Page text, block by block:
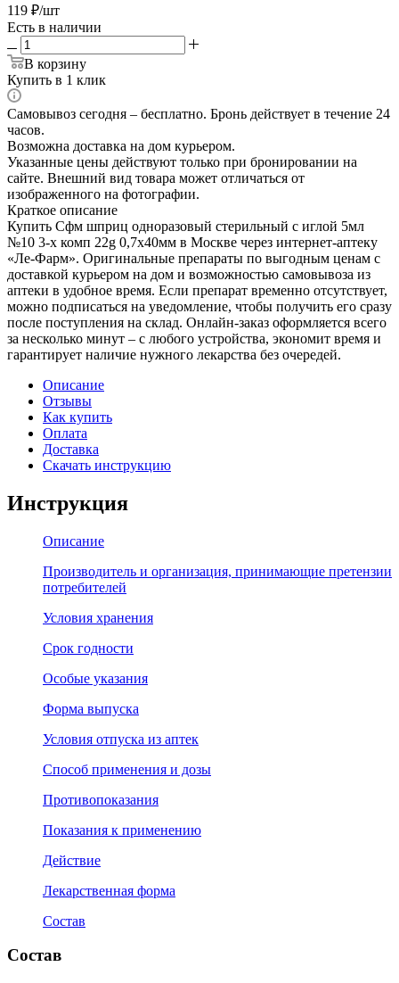
119 ₽/шт
Есть в наличии
В корзину
Купить в 1 клик
Самовывоз сегодня – бесплатно. Бронь действует в течение 24
часов.
Возможна доставка на дом курьером.
Указанные цены действуют только при бронировании на
сайте. Внешний вид товара может отличаться от
изображенного на фотографии.
Краткое описание
Купить Сфм шприц одноразовый стерильный с иглой 5мл
№10 3-х комп 22g 0,7х40мм в Москве через интернет-аптеку
«Ле-Фарм». Оригинальные препараты по выгодным ценам с
доставкой курьером на дом и возможностью самовывоза из
аптеки в удобное время. Если препарат временно отсутствует,
можно подписаться на уведомление, чтобы получить его сразу
после поступления на склад. Онлайн-заказ оформляется всего
за несколько минут – с любого устройства, экономит время и
гарантирует наличие нужного лекарства без очередей.
Описание
Отзывы
Как купить
Оплата
Доставка
Скачать инструкцию
Инструкция
Описание
Производитель и организация, принимающие претензии
потребителей
Условия хранения
Срок годности
Особые указания
Форма выпуска
Условия отпуска из аптек
Способ применения и дозы
Противопоказания
Показания к применению
Действие
Лекарственная форма
Состав
Состав